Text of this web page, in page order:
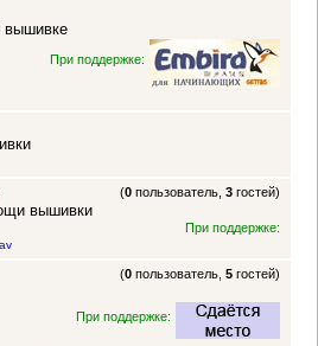
вышивке
При поддержке:
(0 пользователь,3 гостей)
вышивки
При поддержке:
(0 пользователь,5 гостей)
При поддержке: